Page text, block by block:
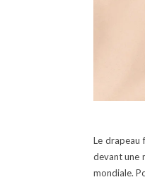
Le drapeau
devant une
mondiale.